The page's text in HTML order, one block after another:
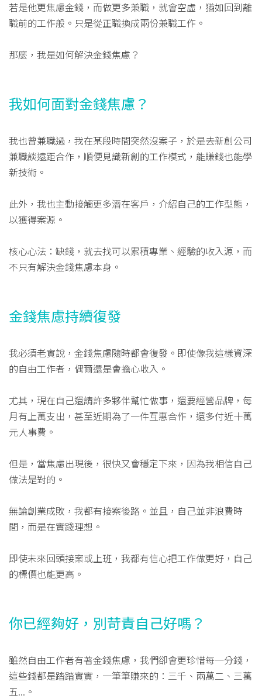
若是他更焦慮金錢，而做更多兼職，就會空虛，猶如回到離
職前的工作般。只是從正職換成兩份兼職工作。
那麼，我是如何解決金錢焦慮？
我如何面對金錢焦慮？
我也曾兼職過，我在某段時間突然沒案子，於是去新創公司
兼職談遠距合作，順便見識新創的工作模式，能賺錢也能學
新技術。
此外，我也主動接觸更多潛在客戶，介紹自己的工作型態，
以獲得案源。
核心心法：缺錢，就去找可以累積專業、經驗的收入源，而
不只有解決金錢焦慮本身。
金錢焦慮持續復發
我必須老實說，金錢焦慮隨時都會復發。即使像我這樣資深
的自由工作者，偶爾還是會擔心收入。
尤其，現在自己還請許多夥伴幫忙做事，還要經營品牌，每
月有上萬支出，甚至近期為了一件互惠合作，還多付近十萬
元人事費。
但是，當焦慮出現後，很快又會穩定下來，因為我相信自己
做法是對的。
無論創業成敗，我都有接案後路。並且，自己並非浪費時
間，而是在實踐理想。
即使未來回頭接案或上班，我都有信心把工作做更好，自己
的標價也能更高。
你已經夠好，別苛責自己好嗎？
雖然自由工作者有著金錢焦慮，我們卻會更珍惜每一分錢，
這些錢都是踏踏實實，一筆筆賺來的：三千、兩萬二、三萬
五...。